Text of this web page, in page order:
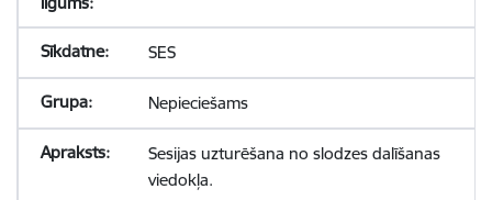
SES
Nepieciešams
Sesijas uzturēšana no slodzes dalīšanas
viedokļa.